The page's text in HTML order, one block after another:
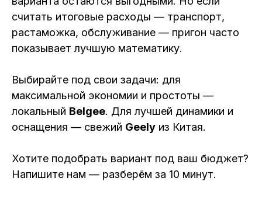
считать итоговые расходы — транспорт,
растаможка, обслуживание — пригон часто
показывает лучшую математику.
Выбирайте под свои задачи: для
максимальной экономии и простоты —
локальный Belgee. Для лучшей динамики и
оснащения — свежий Geely из Китая.
Хотите подобрать вариант под ваш бюджет?
Напишите нам — разберём за 10 минут.